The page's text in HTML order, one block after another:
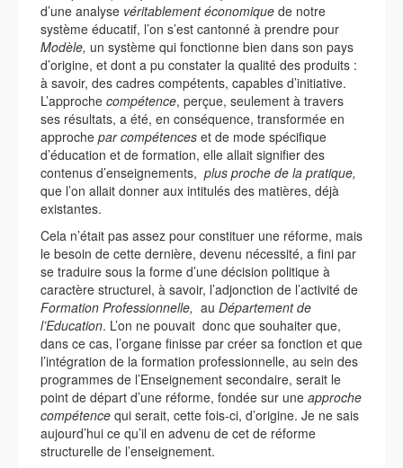
d’une analyse véritablement économique de notre
système éducatif, l’on s’est cantonné à prendre pour
Modèle, un système qui fonctionne bien dans son pays
d’origine, et dont a pu constater la qualité des produits :
à savoir, des cadres compétents, capables d’initiative.
L’approche compétence, perçue, seulement à travers
ses résultats, a été, en conséquence, transformée en
approche par compétences et de mode spécifique
d’éducation et de formation, elle allait signifier des
contenus d’enseignements, plus proche de la pratique,
que l’on allait donner aux intitulés des matières, déjà
existantes.
Cela n’était pas assez pour constituer une réforme, mais
le besoin de cette dernière, devenu nécessité, a fini par
se traduire sous la forme d’une décision politique à
caractère structurel, à savoir, l’adjonction de l’activité de
Formation Professionnelle, au Département de
l’Education. L’on ne pouvait donc que souhaiter que,
dans ce cas, l’organe finisse par créer sa fonction et que
l’intégration de la formation professionnelle, au sein des
programmes de l’Enseignement secondaire, serait le
point de départ d’une réforme, fondée sur une approche
compétence qui serait, cette fois-ci, d’origine. Je ne sais
aujourd’hui ce qu’il en advenu de cet de réforme
structurelle de l’enseignement.